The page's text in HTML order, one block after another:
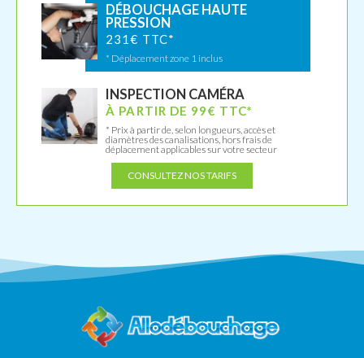
DÉBOUCHAGE HAUTE
PRESSION
231€ TTC*
* Déplacement zone 1 inclus
INSPECTION CAMÉRA
À PARTIR DE 99€ TTC*
* Prix à partir de, selon longueurs, accès et
diamètres des canalisations, hors frais de
déplacement applicables sur votre secteur
CONSULTEZ NOS TARIFS